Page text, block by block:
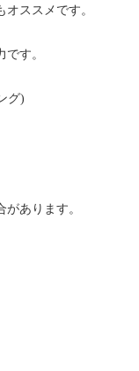
ススメです。
す。
グ)
あります。